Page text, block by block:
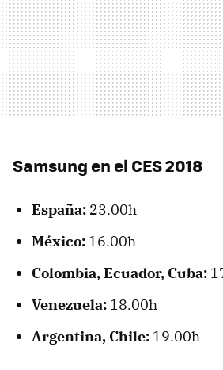
Samsung en el CES 2018
España: 23.00h
México: 16.00h
Colombia, Ecuador, Cuba:
Venezuela: 18.00h
Argentina, Chile: 19.00h